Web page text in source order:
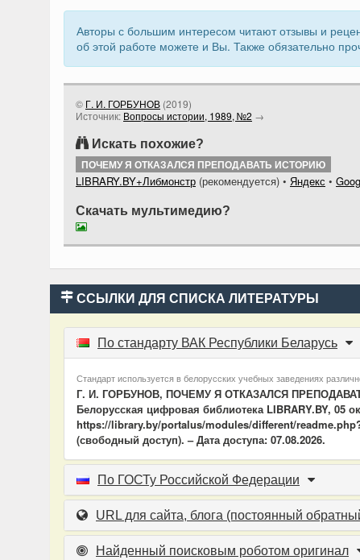
Авторы с большим интересом читают отзывы и
об этой работе можете и Вы. Также обязательно
© Г. И. ГОРБУНОВ (2019)
Источник: Вопросы истории, 1989, №2 →
Искать похожие?
ПОЧЕМУ Я ОТКАЗАЛСЯ ПРЕПОДАВАТЬ ИСТОРИЮ
LIBRARY.BY+Либмонстр (рекомендуется) • Яндекс •
Скачать мультимедию?
ССЫЛКИ ДЛЯ СПИСКА ЛИТЕРАТУРЫ
По стандарту ВАК Республики Беларусь
Стандарт используется в белорусских учебных заведениях
Г. И. ГОРБУНОВ, ПОЧЕМУ Я ОТКАЗАЛСЯ
Белорусская цифровая библиотека LIBRARY.BY, 05
https://library.by/portalus/modules/different/
(свободный доступ). – Дата доступа: 07.08.2026.
По ГОСТу Российской Федерации
URL для сайта, блога (постоянный
Найденный поисковым роботом оригинал